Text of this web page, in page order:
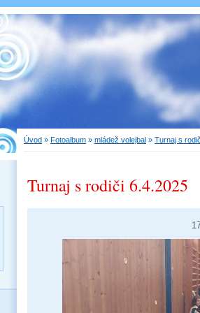
Úvod » Fotoalbum » mládež volejbal » Turnaj s
Turnaj s rodiči 6.4.2025